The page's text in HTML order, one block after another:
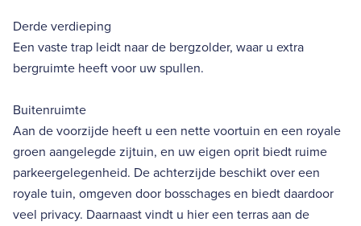
Derde verdieping
Een vaste trap leidt naar de bergzolder, waar u extra
bergruimte heeft voor uw spullen.
Buitenruimte
Aan de voorzijde heeft u een nette voortuin en een royale
groen aangelegde zijtuin, en uw eigen oprit biedt ruime
parkeergelegenheid. De achterzijde beschikt over een
royale tuin, omgeven door bosschages en biedt daardoor
veel privacy. Daarnaast vindt u hier een terras aan de